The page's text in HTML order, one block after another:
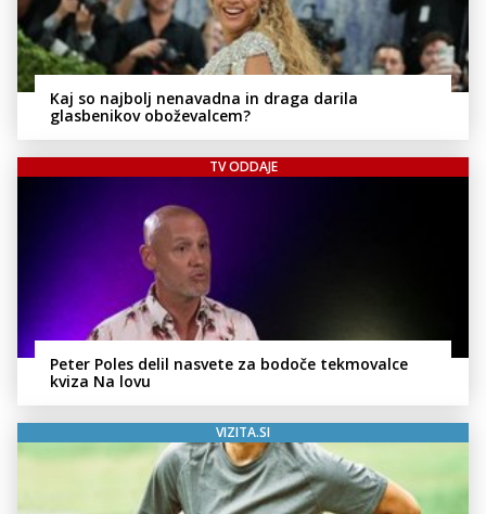
Kaj so najbolj nenavadna in draga darila
glasbenikov oboževalcem?
TV ODDAJE
Peter Poles delil nasvete za bodoče tekmovalce
kviza Na lovu
VIZITA.SI